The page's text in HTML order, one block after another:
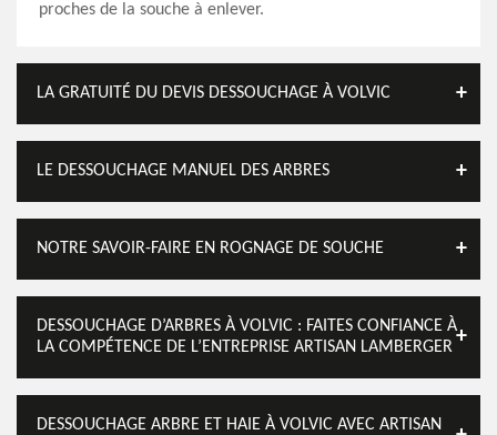
proches de la souche à enlever.
LA GRATUITÉ DU DEVIS DESSOUCHAGE À VOLVIC
LE DESSOUCHAGE MANUEL DES ARBRES
NOTRE SAVOIR-FAIRE EN ROGNAGE DE SOUCHE
DESSOUCHAGE D’ARBRES À VOLVIC : FAITES CONFIANCE À
LA COMPÉTENCE DE L’ENTREPRISE ARTISAN LAMBERGER
DESSOUCHAGE ARBRE ET HAIE À VOLVIC AVEC ARTISAN